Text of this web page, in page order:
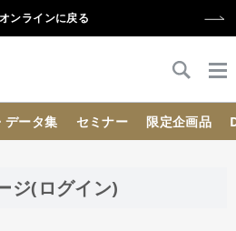
ンラインに戻る
データ集 セミナー 限定企画品
ジ(ログイン)